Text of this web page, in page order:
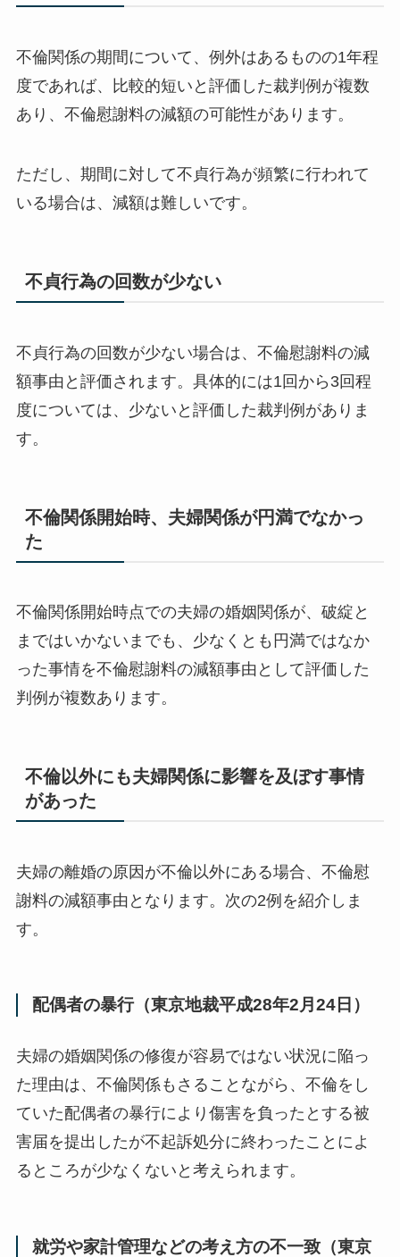
不倫関係の期間について、例外はあるものの1年程
度であれば、比較的短いと評価した裁判例が複数
あり、不倫慰謝料の減額の可能性があります。
ただし、期間に対して不貞行為が頻繁に行われて
いる場合は、減額は難しいです。
不貞行為の回数が少ない
不貞行為の回数が少ない場合は、不倫慰謝料の減
額事由と評価されます。具体的には1回から3回程
度については、少ないと評価した裁判例がありま
す。
不倫関係開始時、夫婦関係が円満でなかっ
た
不倫関係開始時点での夫婦の婚姻関係が、破綻と
まではいかないまでも、少なくとも円満ではなか
った事情を不倫慰謝料の減額事由として評価した
判例が複数あります。
不倫以外にも夫婦関係に影響を及ぼす事情
があった
夫婦の離婚の原因が不倫以外にある場合、不倫慰
謝料の減額事由となります。次の2例を紹介しま
す。
配偶者の暴行（東京地裁平成28年2月24日）
夫婦の婚姻関係の修復が容易ではない状況に陥っ
た理由は、不倫関係もさることながら、不倫をし
ていた配偶者の暴行により傷害を負ったとする被
害届を提出したが不起訴処分に終わったことによ
るところが少なくないと考えられます。
就労や家計管理などの考え方の不一致（東京